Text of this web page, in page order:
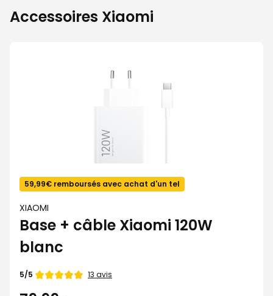
Accessoires Xiaomi
59,99€ remboursés avec achat d'un tel
XIAOMI
Base + câble Xiaomi 120W
blanc
Note
5/5 13 avis